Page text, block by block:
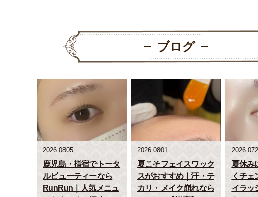
ブログ
2026.0805
鹿児島・指宿でトータ
ルビューティーなら
RunRun｜人気メニュ
2026.0801
夏こそフェイスワック
スがおすすめ｜汗・テ
カリ・メイク崩れなら
夏休み
くチェ
イラッ